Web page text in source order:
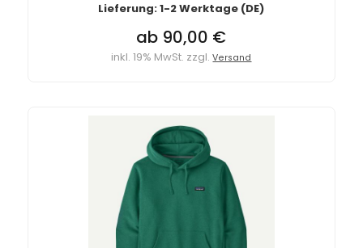
Lieferung: 1-2 Werktage (DE)
ab 90,00 €
inkl. 19% MwSt. zzgl.Versand